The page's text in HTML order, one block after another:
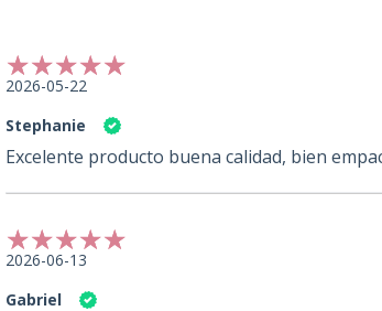
2026-05-22
Stephanie
Excelente producto buena calidad, bien
2026-06-13
Gabriel